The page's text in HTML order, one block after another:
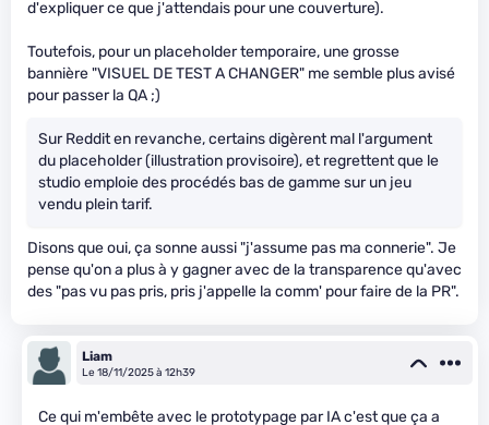
d'expliquer ce que j'attendais pour une couverture).
Toutefois, pour un placeholder temporaire, une grosse
bannière "VISUEL DE TEST A CHANGER" me semble plus avisé
pour passer la QA ;)
Sur Reddit en revanche, certains digèrent mal l'argument
du placeholder (illustration provisoire), et regrettent que le
studio emploie des procédés bas de gamme sur un jeu
vendu plein tarif.
Disons que oui, ça sonne aussi "j'assume pas ma connerie". Je
pense qu'on a plus à y gagner avec de la transparence qu'avec
des "pas vu pas pris, pris j'appelle la comm' pour faire de la PR".
Liam
Le 18/11/2025 à 12h39
Ce qui m'embête avec le prototypage par IA c'est que ça a